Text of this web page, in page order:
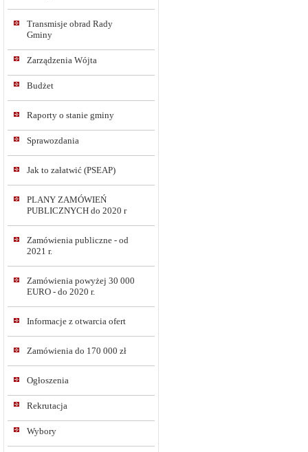
Transmisje obrad Rady
Gminy
Zarządzenia Wójta
Budżet
Raporty o stanie gminy
Sprawozdania
Jak to załatwić (PSEAP)
PLANY ZAMÓWIEŃ
PUBLICZNYCH do 2020 r
Zamówienia publiczne - od
2021 r.
Zamówienia powyżej 30 000
EURO - do 2020 r.
Informacje z otwarcia ofert
Zamówienia do 170 000 zł
Ogłoszenia
Rekrutacja
Wybory